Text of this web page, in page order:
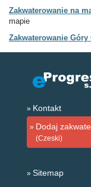
Zakwaterowanie na
mapie
Zakwaterowanie
Kontakt
Dodaj
(Czeski)
Sitemap